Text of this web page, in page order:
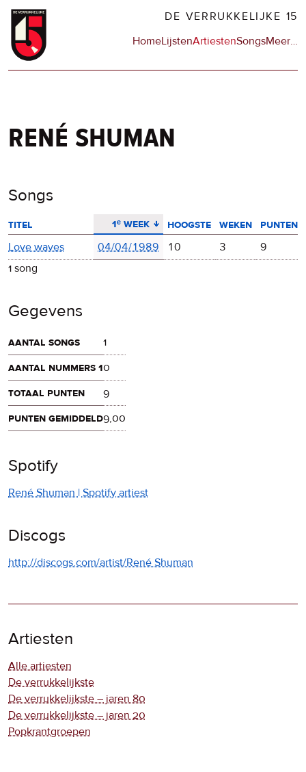
Overslaan
naar
DE VERRUKKELIJKE 15
Hoofdnavigatie
HomeLijstenArtiestenSongsMeerop
…
rené shuman
Songs
titel 1ᵉ week
aflopend sorteren hoogste weken
punten
Love waves
04/04/1989 10 3
9
1 song
Gegevens
aantal songs
1
aantal nummers 10
totaal punten
9
punten gemiddeld9,00
Spotify
René Shuman | Spotify artiest
Discogs
http://discogs.com/artist/René Shuman
Artiesten
Alle artiesten
De verrukkelijkste
De verrukkelijkste – jaren 80
De verrukkelijkste – jaren 20
Popkrantgroepen